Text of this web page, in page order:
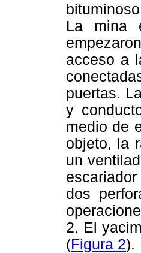
La mina
acceso a
puertas.
y
medio de
objeto, la
un
dos
2. El
(Figura 2).